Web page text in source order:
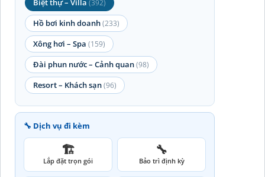
Biệt thự – Villa (392)
Hồ bơi kinh doanh(233)
Xông hơi – Spa (159)
Đài phun nước – Cảnh quan(98)
Resort – Khách sạn(96)
🔧 Dịch vụ đi kèm
🏗️
Lắp đặt trọn gói
🔧
Bảo trì định kỳ